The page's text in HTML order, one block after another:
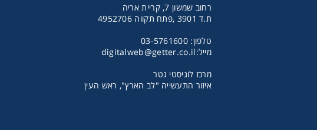
רחוב שמשון 7, קריית אריה
ת.ד 3901 ,פתח תקווה 4952706
טלפון: 03-5761600
מייל:digitalweb@getter.co.il
מרכז לוגיסטי גטר
איזור התעשייה "לב הארץ", ראש העין